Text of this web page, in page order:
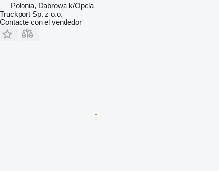
Polonia, Dabrowa k/Opola
Truckport Sp. z o.o.
Contacte con el vendedor